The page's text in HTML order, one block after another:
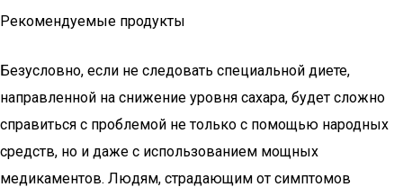
Рекомендуемые продукты
Безусловно, если не следовать специальной диете,
направленной на снижение уровня сахара, будет сложно
справиться с проблемой не только с помощью народных
средств, но и даже с использованием мощных
медикаментов. Людям, страдающим от симптомов